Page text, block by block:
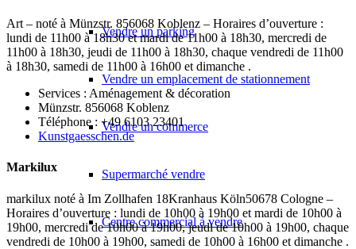
Vendre un parking
Vendre un emplacement de stationnement
Vendre un commerce
Supermarché vendre
Centre commercial à vendre
Art – noté à Münzstr. 856068 Koblenz – Horaires d’ouverture :
lundi de 11h00 à 18h30 et mardi de 11h00 à 18h30, mercredi de
11h00 à 18h30, jeudi de 11h00 à 18h30, chaque vendredi de 11h00
à 18h30, samedi de 11h00 à 16h00 et dimanche .
Services : Aménagement & décoration
Münzstr. 856068 Koblenz
Téléphone : +49 6103 23401
Kunstgaesschen.de
Markilux
markilux noté à Im Zollhafen 18Kranhaus Köln50678 Cologne –
Horaires d’ouverture : lundi de 10h00 à 19h00 et mardi de 10h00 à
19h00, mercredi de 10h00 à 19h00, jeudi de 10h00 à 19h00, chaque
vendredi de 10h00 à 19h00, samedi de 10h00 à 16h00 et dimanche .